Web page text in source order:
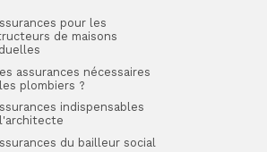
pour les
de maisons
assurances nécessaires
plombiers ?
indispensables
du bailleur social